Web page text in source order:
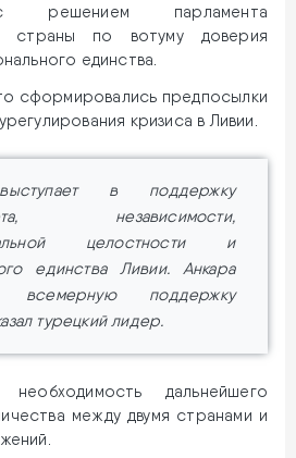
решением парламента
страны по вотуму доверия
единства.
сформировались предпосылки
кризиса в Ливии.
в поддержку
независимости,
целостности и
единства Ливии. Анкара
всемерную поддержку
турецкий лидер.
дальнейшего
между двумя странами и